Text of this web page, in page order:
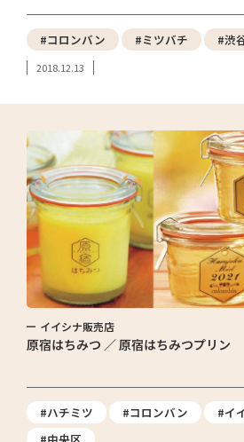
#コロンバン #ミツバチ #渋
2018.12.13
イイシナ販売店
原宿はちみつ ／ 原宿はちみつプリン
#ハチミツ #コロンバン
#イ